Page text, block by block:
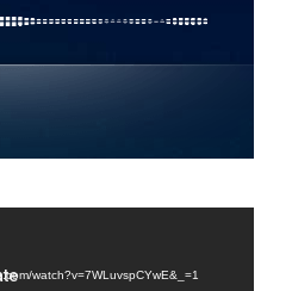
watch?v=7WLuvspCYwE&_=1